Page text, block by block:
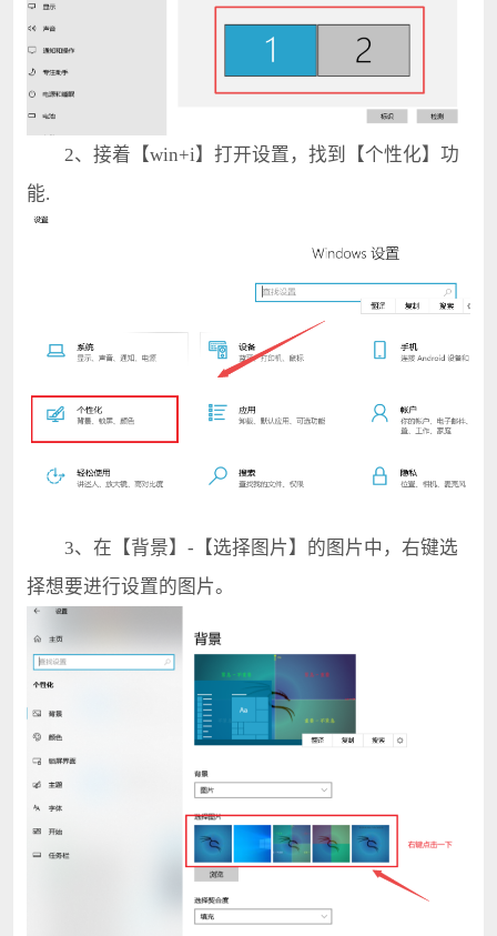
2、接着【win+i】打开设置，找到【个性化】功
能.
3、在【背景】-【选择图片】的图片中，右键选
择想要进行设置的图片。